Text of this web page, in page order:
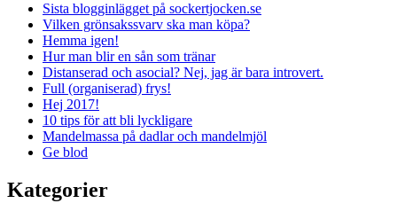
Sista blogginlägget på sockertjocken.se
Vilken grönsakssvarv ska man köpa?
Hemma igen!
Hur man blir en sån som tränar
Distanserad och asocial? Nej, jag är bara introvert.
Full (organiserad) frys!
Hej 2017!
10 tips för att bli lyckligare
Mandelmassa på dadlar och mandelmjöl
Ge blod
Kategorier